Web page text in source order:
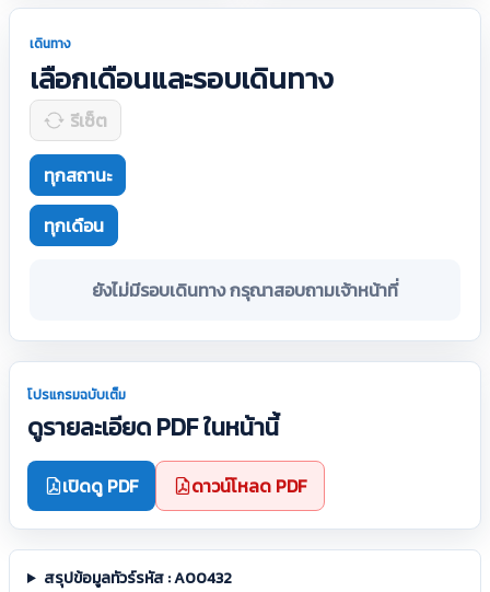
เดินทาง
เลือกเดือนและรอบเดินทาง
รีเซ็ต
ทุกสถานะ
ทุกเดือน
ยังไม่มีรอบเดินทาง กรุณาสอบถามเจ้าหน้าที่
โปรแกรมฉบับเต็ม
ดูรายละเอียด PDF ในหน้านี้
เปิดดู PDF ดาวน์โหลด PDF
สรุปข้อมูลทัวร์รหัส : A00432